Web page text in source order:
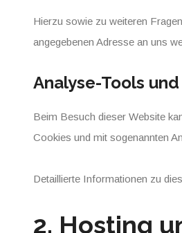
Hierzu sowie zu weiteren
angegebenen Adresse an uns
Analyse-Tools
Beim Besuch dieser Website
Cookies und mit sogenannten
Detaillierte Informationen zu
2. Hosting